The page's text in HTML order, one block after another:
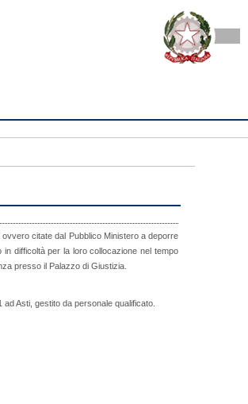
citate dal Pubblico Ministero a deporre
difficoltà per la loro collocazione nel tempo
presso il Palazzo di Giustizia.
ad Asti, gestito da personale qualificato.